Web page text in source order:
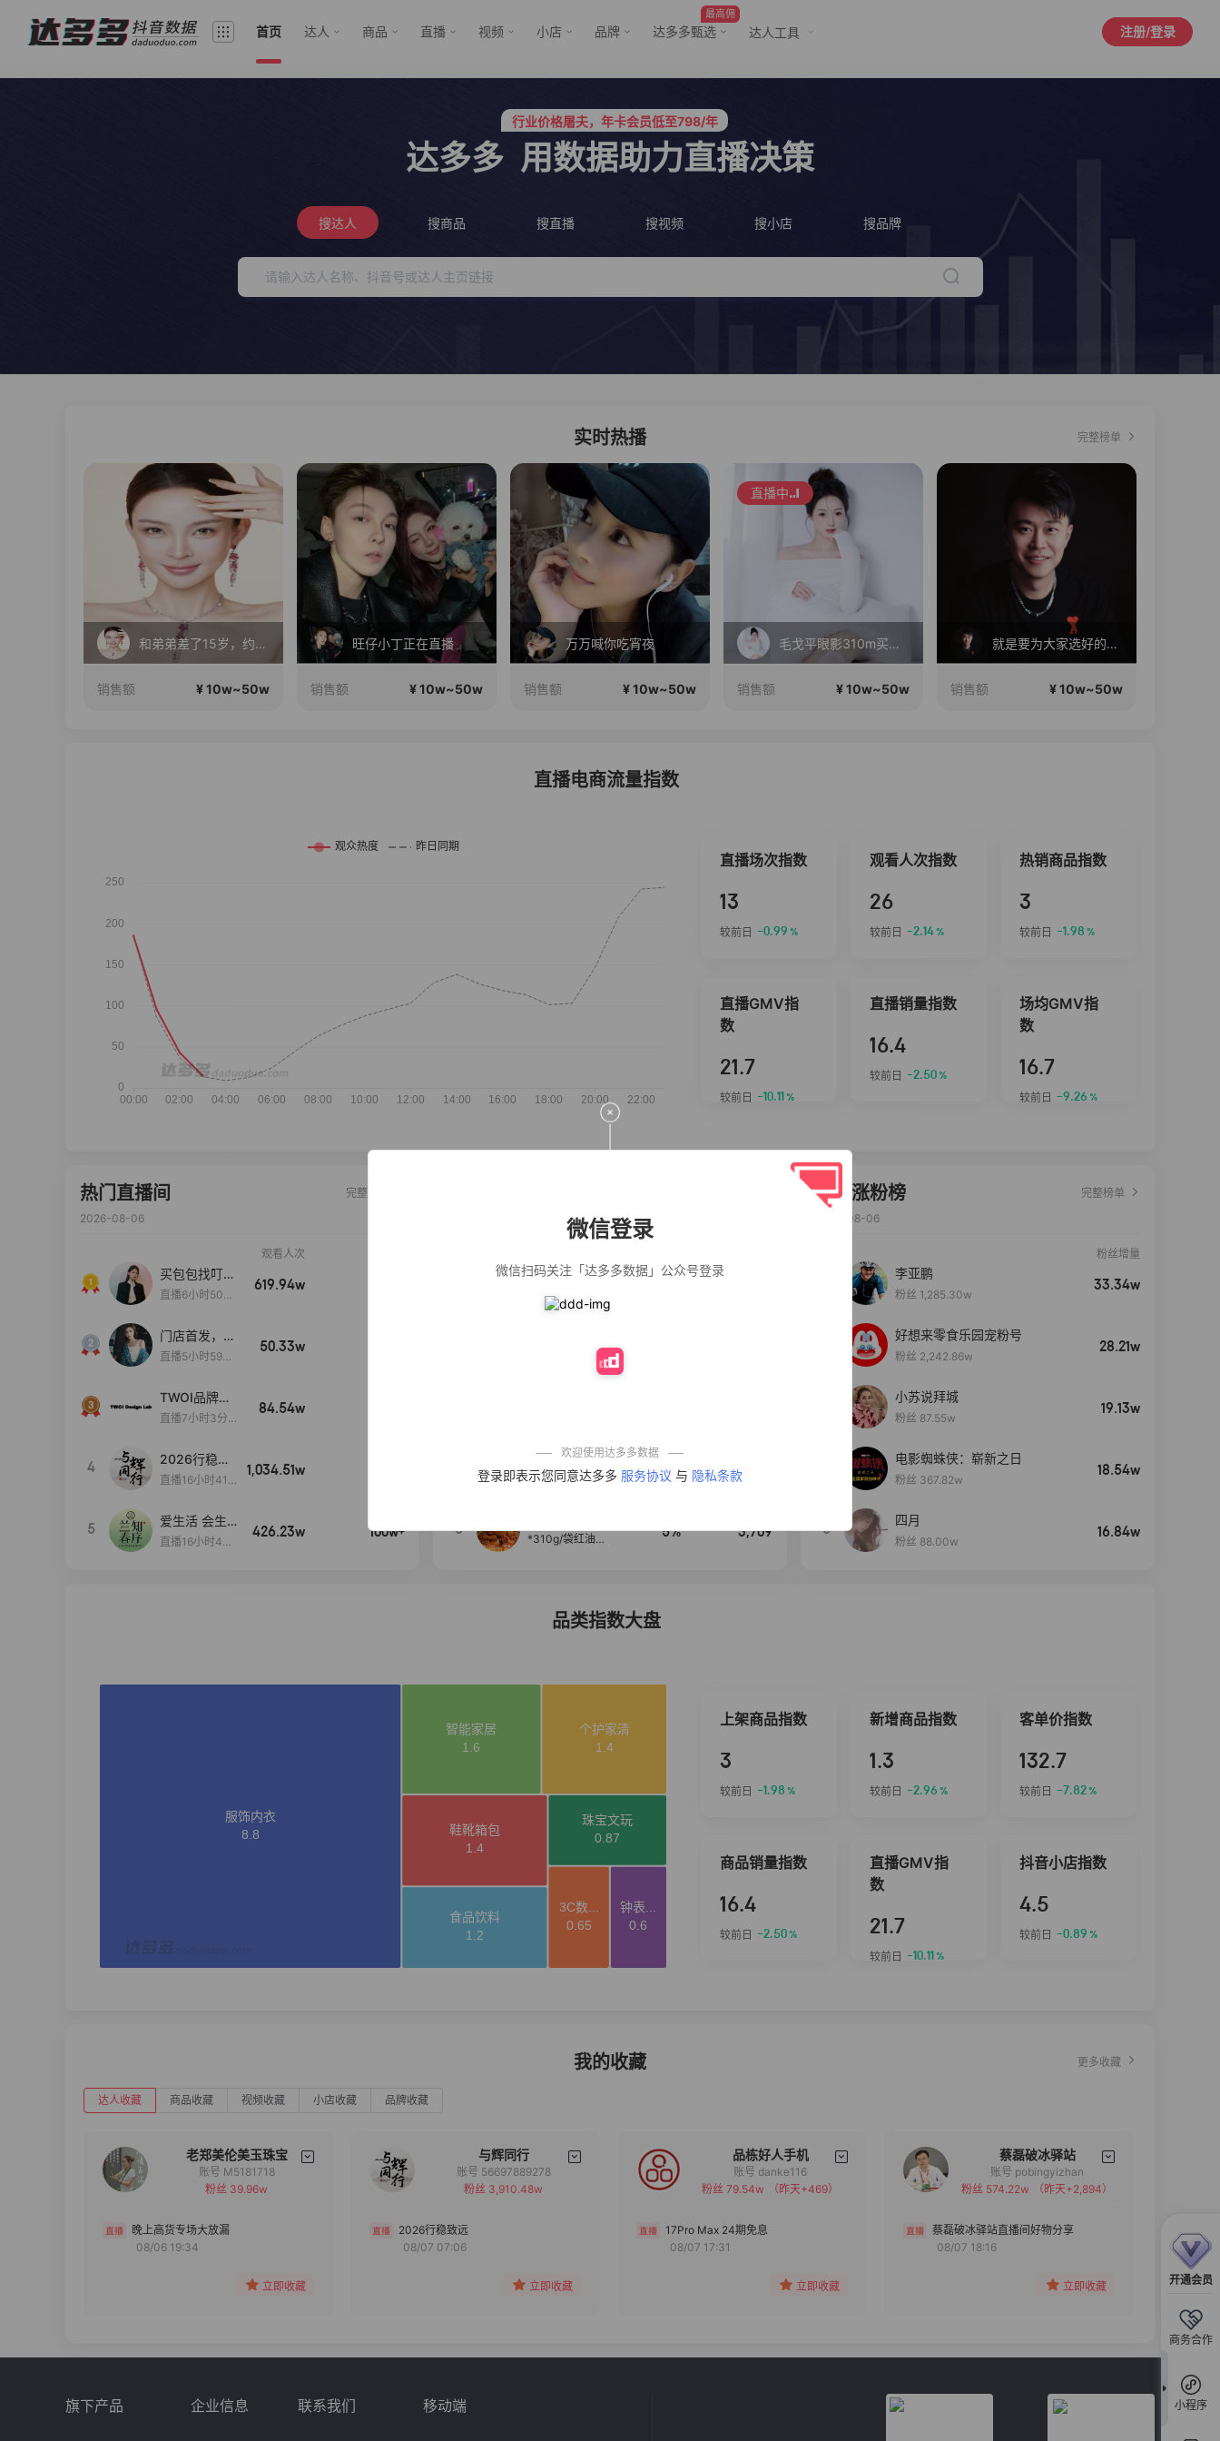
首页 达人 商品 直播 视频 小店 品牌
最高佣
达多多甄选 达人工具 注册/登录
开通会员
商务合作
小程序
微信登录
微信扫码关注「达多多数据」公众号登录
欢迎使用达多多数据
登录即表示您同意达多多 服务协议 与 隐私条款
行业价格屠夫，年卡会员低至798/年
服务三只羊、董先生等行业头部客户
达多多 用数据助力直播决策
搜达人 搜商品 搜直播 搜视频 搜小店 搜品牌
实时热播 完整榜单
旺仔小丁正在直播
销售额 ¥ 10w~50w
万万喊你吃宵夜
销售额 ¥ 10w~50w
直播中
销售额 ¥ 10w~50w
就是要为大家选好的产品！做好的价格，不随波逐流！加油！
销售额 ¥ 10w~50w
皮宝来了正在直播
销售额 ¥ 10w~50w
直播电商流量指数
直播场次指数
13
较前日 -0.99 %
观看人次指数
26
较前日 -2.14%
热销商品指数
3
较前日 -1.98 %
直播GMV指
数
21.7
较前日 -10.11 %
直播销量指数
16.4
较前日 -2.50%
场均GMV指
数
16.7
较前日 -9.26 %
热门直播间
完整榜单
2026-08-06
观看人次
买包包找叮
当,一折购！
直播6小时50分
619.94w
门店首发，秋
款大上新！！
直播5小时59分
50.33w
TWOI品牌直
播间新款上
直播7小时3分5
84.54w
4
2026行稳致
远
直播16小时41
1,034.51w
5
爱生活 会生
活
直播16小时45
426.23w 100w+
【净浮生】油污
重油污去油王污
衣粉轻松搓洗去
污渍除菌除螨3倍
免煮开袋即食劲
艾草抽绳式免撕
垃圾袋大号特厚
50% 4,154
5
*310g/袋红油麻
5% 3,709
达人涨粉榜
完整榜单
2026-08-06
粉丝增量
李亚鹏
粉丝 1,285.30w
33.34w
好想来零食乐园宠粉号
粉丝 2,242.86w
28.21w
小苏说拜城
粉丝 87.55w
19.13w
电影蜘蛛侠：崭新之日
粉丝 367.82w
18.54w
5
四月
粉丝 88.00w
16.84w
品类指数大盘
上架商品指数
3
较前日 -1.98 %
新增商品指数
1.3
较前日 -2.96 %
客单价指数
132.7
较前日 -7.82%
商品销量指数
16.4
较前日 -2.50%
直播GMV指
数
21.7
较前日 -10.11 %
抖音小店指数
4.5
较前日 -0.89 %
我的收藏 更多收藏
达人收藏 商品收藏 视频收藏 小店收藏 品牌收藏
老郑美伦美玉珠宝
备注
分组
账号 M5181718
粉丝 39.96w
晚上高货专场大放漏
08/06 19:34
立即收藏
与辉同行
备注
账号 56697889278
粉丝 3,910.48w
2026行稳致远
08/07 07:06
立即收藏
品栋好人手机
备注
分组
账号 danke116
粉丝 79.54w
（昨天+469）
17Pro Max 24期免息
08/07 17:31
立即收藏
蔡磊破冰驿站
备注
分组
账号 pobingyizhan
粉丝 574.22w
（昨天+2,894）
蔡磊破冰驿站直播间好物分享
08/07 18:16
立即收藏
旗下产品 企业信息 联系我们 移动端